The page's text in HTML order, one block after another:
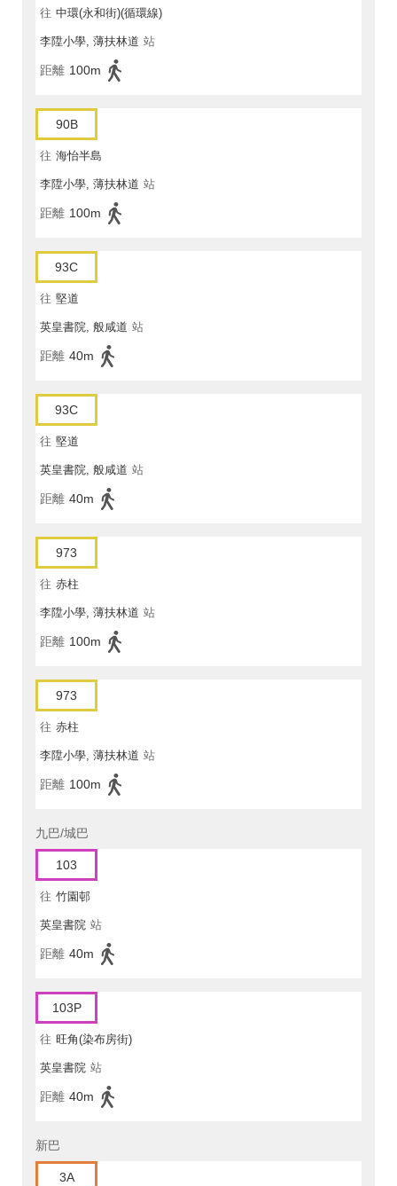
往 中環(永和街)(循環線)
李陞小學, 薄扶林道 站
距離 100m
90B
往 海怡半島
李陞小學, 薄扶林道 站
距離 100m
93C
往 堅道
英皇書院, 般咸道 站
距離 40m
93C
往 堅道
英皇書院, 般咸道 站
距離 40m
973
往 赤柱
李陞小學, 薄扶林道 站
距離 100m
973
往 赤柱
李陞小學, 薄扶林道 站
距離 100m
九巴/城巴
103
往 竹園邨
英皇書院 站
距離 40m
103P
往 旺角(染布房街)
英皇書院 站
距離 40m
新巴
3A